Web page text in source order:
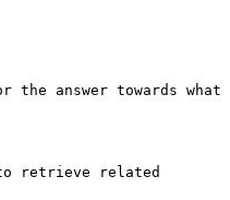
answer towards what
retrieve related